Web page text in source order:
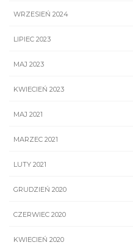
WRZESIEŃ 2024
LIPIEC 2023
MAJ 2023
KWIECIEŃ 2023
MAJ 2021
MARZEC 2021
LUTY 2021
GRUDZIEŃ 2020
CZERWIEC 2020
KWIECIEŃ 2020